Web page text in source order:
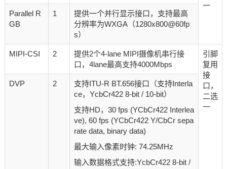
一
Parallel R
GB
1
提供一个并行显示接口，支持最高
分辨率为WXGA（1280x800@60fp
s）
MIPI-CSI 2
提供2个4-lane MIPI摄像机串行接
口，4lane最高支持4000Mbps
引脚
复用
接
口，
二选
一
DVP 2
支持ITU-R BT.656接口（支持Interla
ce，YcbCr422 8-bit / 10-bit）
支持HD，30 fps (YCbCr422 Interlea
ve), 60 fps (YCbCr422 Y/CbCr sepa
rate data, binary data)
最大输入像素时钟: 74.25MHz
输入数据格式支持:YcbCr422 8-bit /